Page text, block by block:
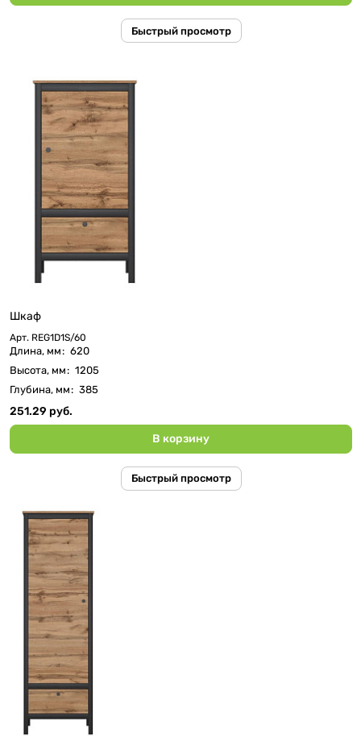
Быстрый просмотр
Шкаф
Арт. REG1D1S/60
Длина, мм: 620
Высота, мм: 1205
Глубина, мм: 385
251.29 руб.
В корзину
Быстрый просмотр